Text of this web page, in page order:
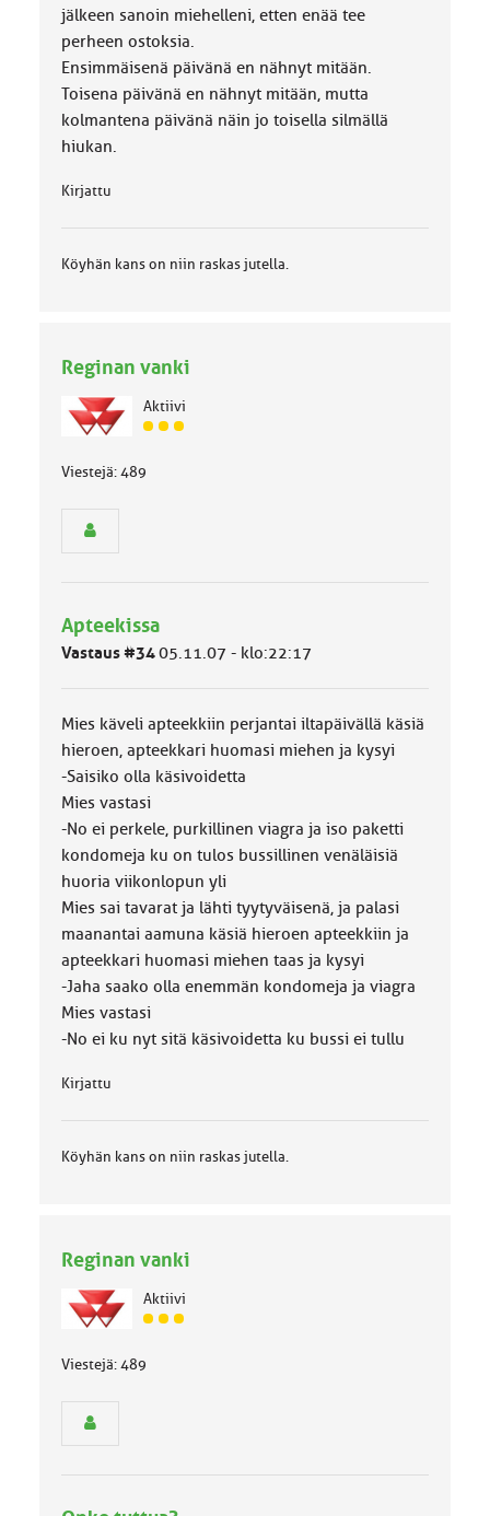
jälkeen sanoin miehelleni, etten enää tee
perheen ostoksia.
Ensimmäisenä päivänä en nähnyt mitään.
Toisena päivänä en nähnyt mitään, mutta
kolmantena päivänä näin jo toisella silmällä
hiukan.
Kirjattu
Köyhän kans on niin raskas jutella.
Reginan vanki
Aktiivi
J
s
ä
u
k
a
Viestejä: 489
Apteekissa
Vastaus #3405.11.07 - klo:22:17
Mies käveli apteekkiin perjantai iltapäivällä käsiä
hieroen, apteekkari huomasi miehen ja kysyi
-Saisiko olla käsivoidetta
Mies vastasi
-No ei perkele, purkillinen viagra ja iso paketti
kondomeja ku on tulos bussillinen venäläisiä
huoria viikonlopun yli
Mies sai tavarat ja lähti tyytyväisenä, ja palasi
maanantai aamuna käsiä hieroen apteekkiin ja
apteekkari huomasi miehen taas ja kysyi
-Jaha saako olla enemmän kondomeja ja viagra
Mies vastasi
-No ei ku nyt sitä käsivoidetta ku bussi ei tullu
Kirjattu
Köyhän kans on niin raskas jutella.
Reginan vanki
Aktiivi
J
s
ä
Viestejä: 489